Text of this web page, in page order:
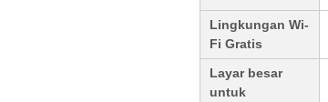
Lingkungan Wi-
Fi Gratis
Layar besar
untuk